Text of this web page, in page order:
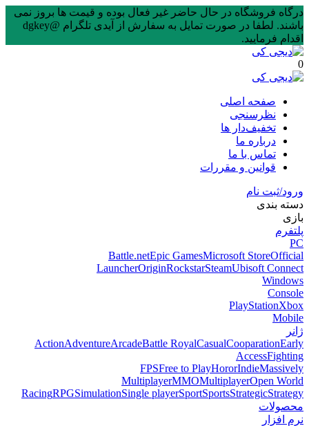
درگاه فروشگاه در حال حاضر غیر فعال بوده و قیمت ها بروز نمی
باشند. لطفا در صورت تمایل به سفارش از آیدی تلگرام @dgkey
اقدام فرمایید.
0
صفحه اصلی
نظرسنجی
تخفیف‌دار ها
درباره ما
تماس با ما
قوانین و مقررات
ورود/ثبت نام
دسته بندی
بازی
پلتفرم
PC
Battle.netEpic GamesMicrosoft StoreOfficial
LauncherOriginRockstarSteamUbisoft Connect
Windows
Console
PlayStationXbox
Mobile
ژانر
ActionAdventureArcadeBattle RoyalCasualCooparationEarly
AccessFighting
FPSFree to PlayHororIndieMassively
MultiplayerMMOMultiplayerOpen World
RacingRPGSimulationSingle playerSportSportsStrategicStrategy
محصولات
نرم افزار